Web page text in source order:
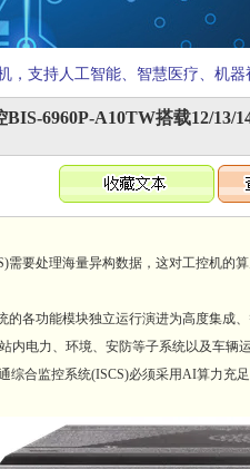
，支持人工智能、智慧医疗、机
BIS-6960P-A10TW搭载12/13/
要处理海量异构数据，这对工控机的
各功能模块独立运行演进为高度集成
内电力、环境、安防等子系统以及车辆
监控系统(ISCS)必须采用AI算力充足